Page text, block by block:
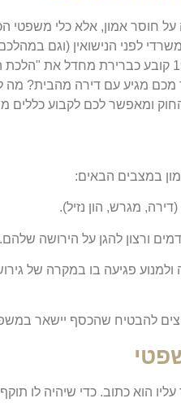
חוסר אמון, אלא כלי משפטי
לפני הנישואין (וגם
בצורה הוגנת ושקופה.חוק יחסי ממון בין בני זוג, התשל"ג-
מגיע עם דירה מהבית? מה
ומאפשר לכם לקבוע כללים
במצבים הבאים:
מגרש, הון נזיל).
ורצון להגן על הירושה שלהם.
פגיעה בו במקרה של
להבטיח שהכסף יישאר
הוא כתוב. כדי שיהיה לו